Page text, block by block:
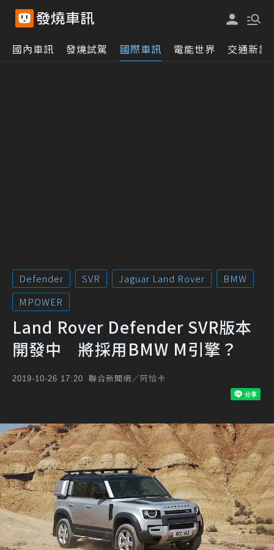
國內車訊 發燒試駕 國際車訊 電能世界 交通新訊
Defender SVR Jaguar Land Rover
BMW
MPOWER
Land Rover Defender SVR版本
開發中 將採用BMW M引擎？
2019-10-26 17:20 聯合新聞網／阿恰卡